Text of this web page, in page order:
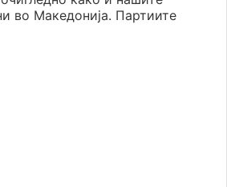
во Македонија. Партиите